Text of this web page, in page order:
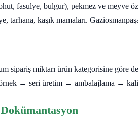
fasulye, bulgur), pekmez ve meyve
tarhana, kaşık mamaları.
sipariş miktarı ürün kategorisine göre
→ seri üretim → ambalajlama →